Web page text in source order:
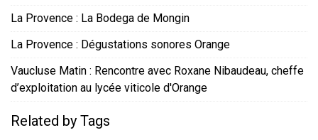
La Provence : La Bodega de Mongin
La Provence : Dégustations sonores Orange
Vaucluse Matin : Rencontre avec Roxane Nibaudeau, cheffe
d’exploitation au lycée viticole d'Orange
Related by Tags